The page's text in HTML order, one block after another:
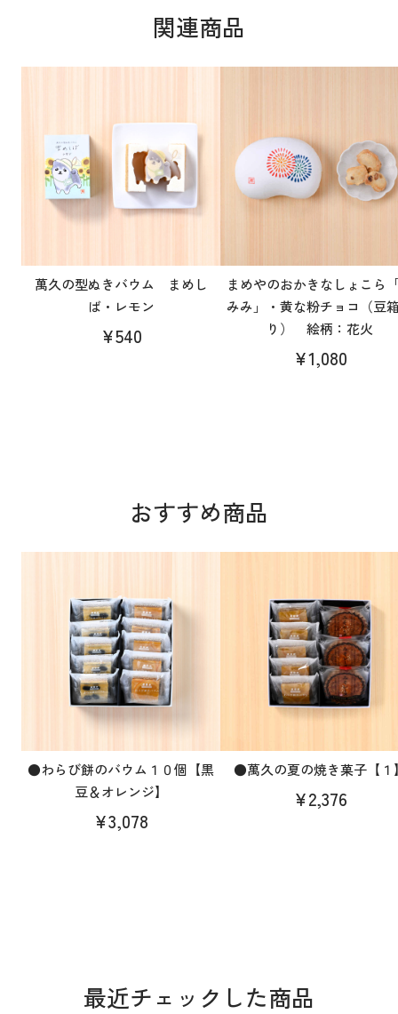
関連商品
萬久の型ぬきバウム まめし
ば・レモン
¥540
まめやのおかきなしょこら
みみ」・黄な粉チョコ（豆
り） 絵柄：花火
¥1,080
おすすめ商品
●わらび餅のバウム１０個【黒
豆＆オレンジ】
¥3,078
●萬久の夏の焼き菓子【１
¥2,376
最近チェックした商品